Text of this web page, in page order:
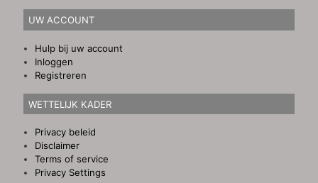
UW ACCOUNT
Hulp bij uw account
Inloggen
Registreren
WETTELIJK KADER
Privacy beleid
Disclaimer
Terms of service
Privacy Settings